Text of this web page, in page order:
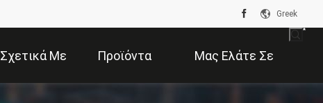
Greek
Σχετικά Με Προϊόντα Μας Ελάτε Σε